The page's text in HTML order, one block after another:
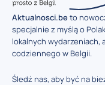
Aktualnosci.beto
specjalnie z myślą o
lokalnych wydarzeniach,
codziennego w Belgii.
Śledź nas, aby być na